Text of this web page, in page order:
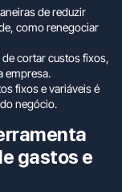
de reduzir
como renegociar
de cortar custos fixos,
empresa.
fixos e variáveis é
negócio.
gastos e